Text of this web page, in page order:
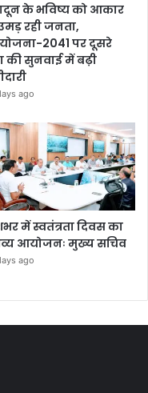
के भविष्य को आकार
रही जनता,
2041 पर दूसरे
की सुनवाई में बढ़ी
ago
में स्वतंत्रता दिवस का
आयोजनः मुख्य सचिव
ago